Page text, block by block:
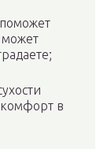
может
в